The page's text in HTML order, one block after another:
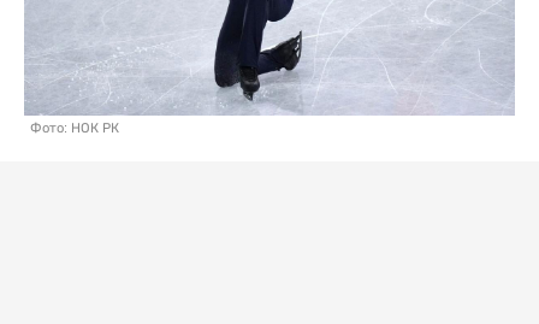
Фото: НОК РК